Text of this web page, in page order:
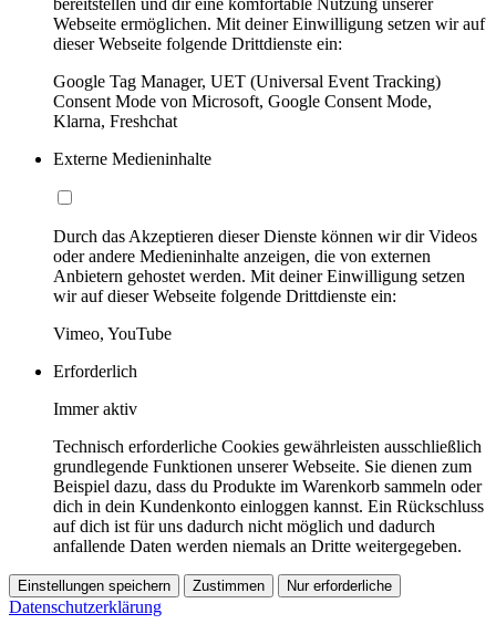
Webseite ermöglichen. Mit deiner Einwilligung setzen wir auf
dieser Webseite folgende Drittdienste ein:
Google Tag Manager, UET (Universal Event Tracking)
Consent Mode von Microsoft, Google Consent Mode,
Klarna, Freshchat
Externe Medieninhalte
Durch das Akzeptieren dieser Dienste können wir dir Videos
oder andere Medieninhalte anzeigen, die von externen
Anbietern gehostet werden. Mit deiner Einwilligung setzen
wir auf dieser Webseite folgende Drittdienste ein:
Vimeo, YouTube
Erforderlich
Immer aktiv
Technisch erforderliche Cookies gewährleisten ausschließlich
grundlegende Funktionen unserer Webseite. Sie dienen zum
Beispiel dazu, dass du Produkte im Warenkorb sammeln oder
dich in dein Kundenkonto einloggen kannst. Ein Rückschluss
auf dich ist für uns dadurch nicht möglich und dadurch
anfallende Daten werden niemals an Dritte weitergegeben.
Einstellungen speichern Zustimmen Nur erforderliche
Datenschutzerklärung